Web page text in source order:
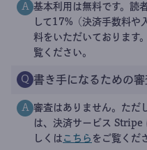
A 基本利用は無料です。読
して17%（決済手数料
料をいただいております
覧ください。
Q 書き手になるための
A 審査はありません。ただ
は、決済サービス Stripe
しくは こちら をご覧くだ